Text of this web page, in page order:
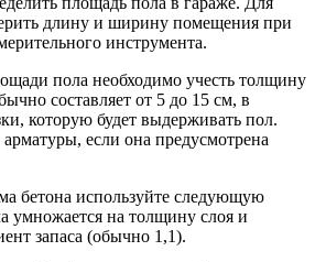
длину и ширину помещения при
инструмента.
пола необходимо учесть толщину
составляет от 5 до 15 см, в
которую будет выдерживать пол.
если она предусмотрена
бетона используйте следующую
умножается на толщину слоя и
запаса (обычно 1,1).